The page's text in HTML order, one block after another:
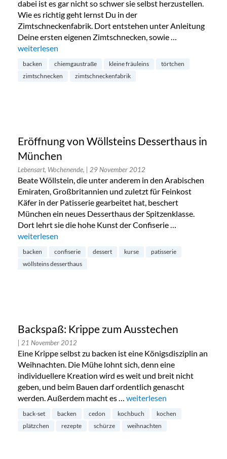
dabei ist es gar nicht so schwer sie selbst herzustellen.
Wie es richtig geht lernst Du in der
Zimtschneckenfabrik. Dort entstehen unter Anleitung
Deine ersten eigenen Zimtschnecken, sowie …
„Backkurse in der Zimtschneckenfabrik“
weiterlesen
backen chiemgaustraße kleine fräuleins
törtchen
zimtschnecken
zimtschneckenfabrik
Eröffnung von Wöllsteins Desserthaus in
München
Lebensart, Wochenende, | 29 November 2012
Beate Wöllstein, die unter anderem in den Arabischen
Emiraten, Großbritannien und zuletzt für Feinkost
Käfer in der Patisserie gearbeitet hat, beschert
München ein neues Desserthaus der Spitzenklasse.
Dort lehrt sie die hohe Kunst der Confiserie …
„Eröffnung von Wöllsteins Desserthaus in München“
weiterlesen
backen confiserie dessert kurse
patisserie
wöllsteins desserthaus
Backspaß: Krippe zum Ausstechen
| 21 November 2012
Eine Krippe selbst zu backen ist eine Königsdisziplin an
Weihnachten. Die Mühe lohnt sich, denn eine
individuellere Kreation wird es weit und breit nicht
geben, und beim Bauen darf ordentlich genascht
werden. Außerdem macht es … „Backspaß: Krippe zum
weiterlesen
back-set backen cedon kochbuch
kochen
plätzchen
rezepte schürze weihnachten